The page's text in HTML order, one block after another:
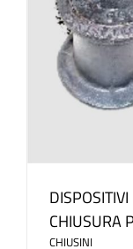
CHIUSURA
CHIUSINI